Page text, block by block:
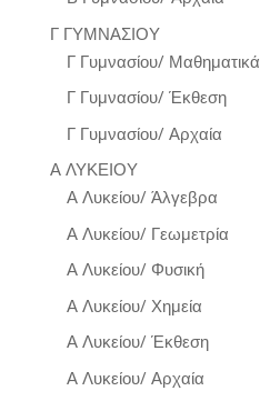
Γ ΓΥΜΝΑΣΙΟΥ
Γ Γυμνασίου/ Μαθηματικά
Γ Γυμνασίου/ Έκθεση
Γ Γυμνασίου/ Αρχαία
Α ΛΥΚΕΙΟΥ
Α Λυκείου/ Άλγεβρα
Α Λυκείου/ Γεωμετρία
Α Λυκείου/ Φυσική
Α Λυκείου/ Χημεία
Α Λυκείου/ Έκθεση
Α Λυκείου/ Αρχαία